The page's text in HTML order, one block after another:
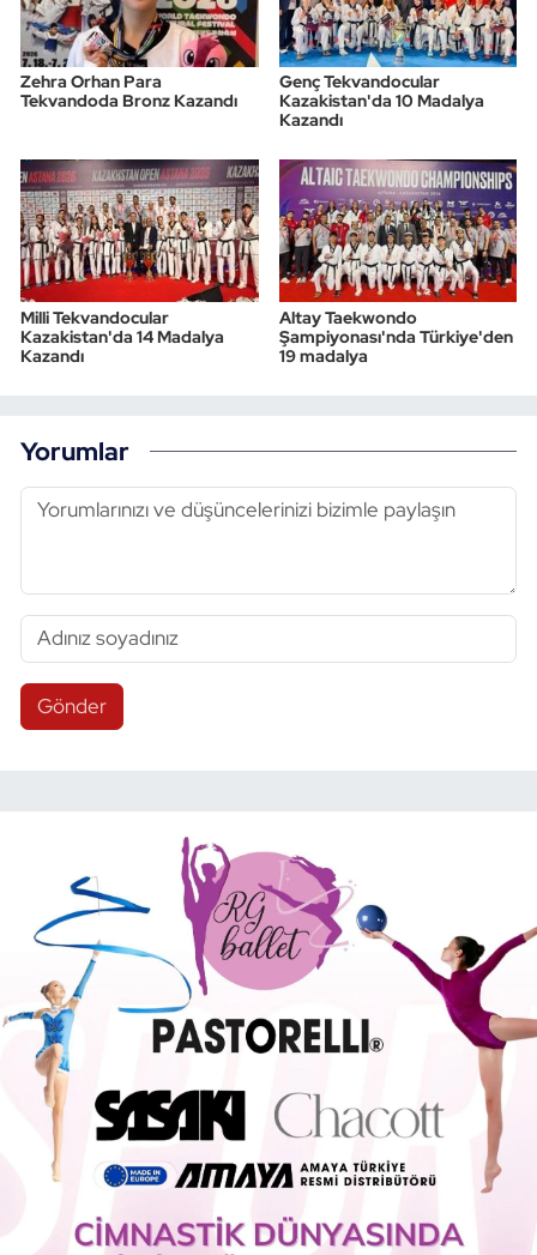
Zehra Orhan Para
Tekvandoda Bronz Kazandı
Genç Tekvandocular
Kazakistan'da 10 Madalya
Kazandı
Milli Tekvandocular
Kazakistan'da 14 Madalya
Kazandı
Altay Taekwondo
Şampiyonası'nda Türkiye'den
19 madalya
Yorumlar
Gönder